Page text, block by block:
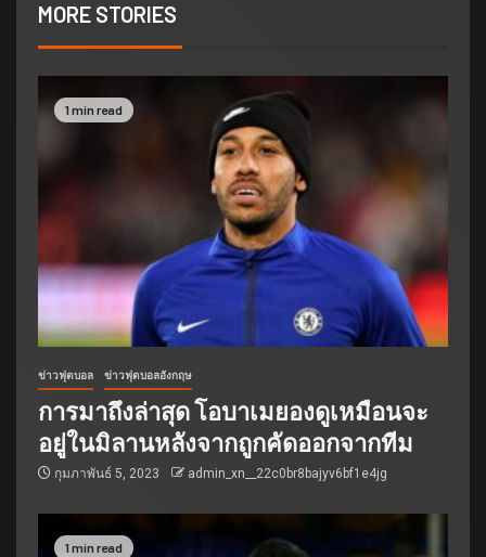
MORE STORIES
1 min read
ข่าวฟุตบอล ข่าวฟุตบอลอังกฤษ
การมาถึงล่าสุด โอบาเมยองดูเหมือนจะ
อยู่ในมิลานหลังจากถูกคัดออกจากทีม
กุมภาพันธ์ 5, 2023 admin_xn__22c0br8bajyv6bf1e4jg
1 min read